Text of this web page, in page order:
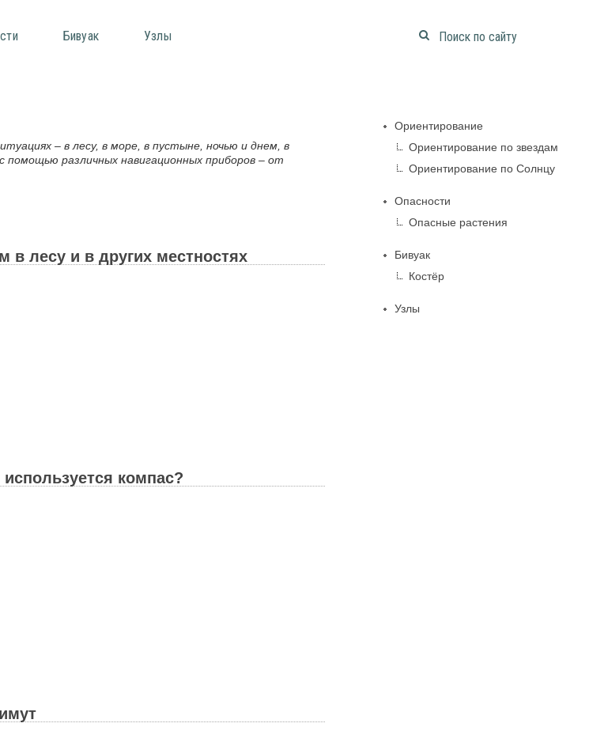
Бивуак Узлы
– в лесу, в море, в пустыне, ночью и днем, в
помощью различных навигационных приборов – от
в лесу и в других местностях
компас?
Ориентирование
Ориентирование по звездам
Ориентирование по Солнцу
Опасности
Опасные растения
Бивуак
Костёр
Узлы